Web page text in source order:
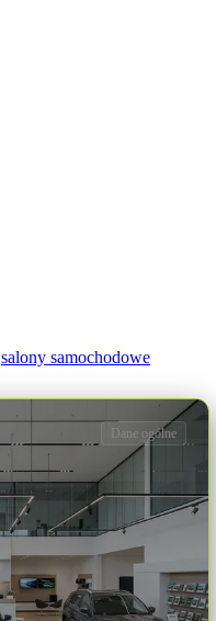
salony samochodowe
Dane ogólne